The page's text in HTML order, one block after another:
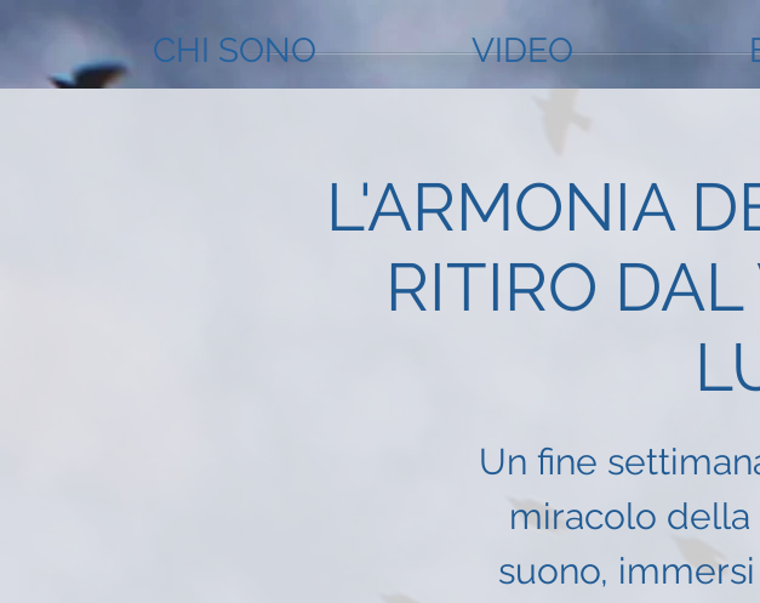
CHI SONO VIDEO
L'ARMONIA
RITIRO
Un fine
miracolo della
suono,